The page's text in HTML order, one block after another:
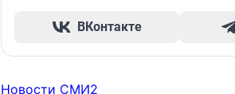
ВКонтакте
Новости СМИ2